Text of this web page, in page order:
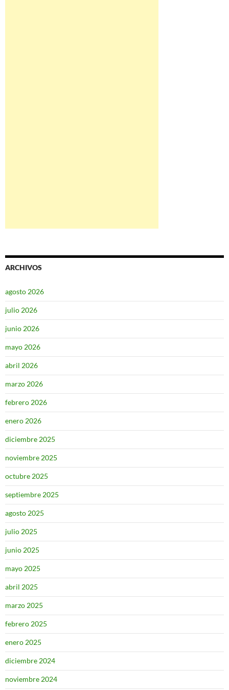
ARCHIVOS
agosto 2026
julio 2026
junio 2026
mayo 2026
abril 2026
marzo 2026
febrero 2026
enero 2026
diciembre 2025
noviembre 2025
octubre 2025
septiembre 2025
agosto 2025
julio 2025
junio 2025
mayo 2025
abril 2025
marzo 2025
febrero 2025
enero 2025
diciembre 2024
noviembre 2024